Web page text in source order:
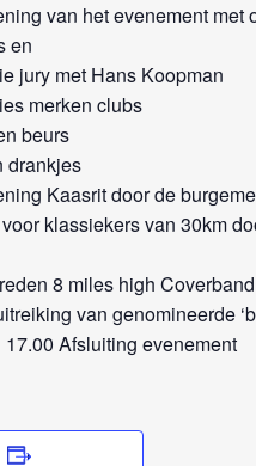
van het evenement met
en
jury met Hans Koopman
merken clubs
beurs
drankjes
Kaasrit door de
klassiekers van 30km
8 miles high
van genomineerde
17.00 Afsluiting evenement